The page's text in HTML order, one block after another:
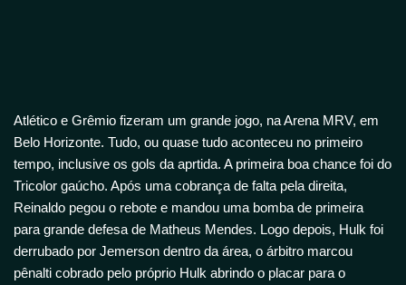
Atlético e Grêmio fizeram um grande jogo, na Arena MRV, em
Belo Horizonte. Tudo, ou quase tudo aconteceu no primeiro
tempo, inclusive os gols da aprtida. A primeira boa chance foi do
Tricolor gaúcho. Após uma cobrança de falta pela direita,
Reinaldo pegou o rebote e mandou uma bomba de primeira
para grande defesa de Matheus Mendes. Logo depois, Hulk foi
derrubado por Jemerson dentro da área, o árbitro marcou
pênalti cobrado pelo próprio Hulk abrindo o placar para o